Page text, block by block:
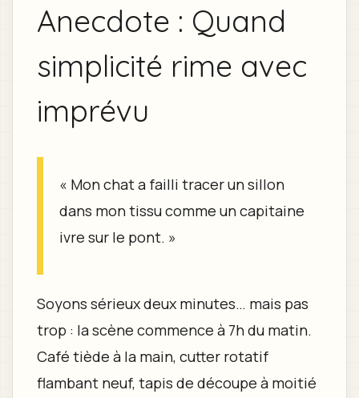
Anecdote : Quand
simplicité rime avec
imprévu
« Mon chat a failli tracer un sillon
dans mon tissu comme un capitaine
ivre sur le pont. »
Soyons sérieux deux minutes… mais pas
trop : la scène commence à 7h du matin.
Café tiède à la main, cutter rotatif
flambant neuf, tapis de découpe à moitié